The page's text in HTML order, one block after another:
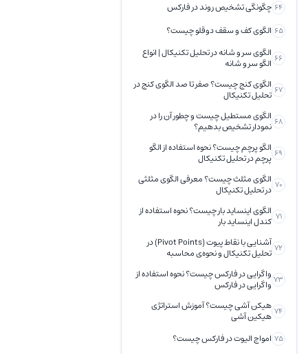
64 چگونگی تشخیص روند در فارکس
65 الگوی کف و سقف دوقلو چیست؟
66 الگوی سر و شانه در تحلیل تکنیکال | انواع
الگو سر و شانه
67 الگوی کنج چیست؟ صفر تا صد الگوی کنج در
تحلیل تکنیکال
68 الگوی مستطیل چیست و چطور آن را در
نمودار تشخیص بدهیم؟
69 الگو پرچم چیست؟ نحوه استفاده از الگو
پرچم در تحلیل تکنیکال
70 الگوی مثلث چیست؟ معرفی الگوی مثلثی
در تحلیل تکنیکال
71 الگوی اینساید بار چیست؟ نحوه استفاده از
کندل اینساید بار
72 آشنایی با نقاط پیوت (Pivot Points) در
تحلیل تکنیکال و نحوه‌ی محاسبه
73 واگرایی در فارکس چیست؟ نحوه استفاده از
واگرایی در فارکس
74 هیکن آشی چیست؟ آموزش استراتژی
هیکین آشی
75 امواج الیوت در فارکس چیست؟